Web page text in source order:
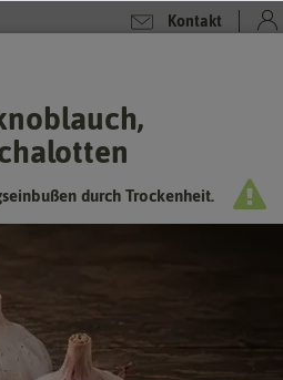
Kontakt
0,08 €
durch Trockenheit.